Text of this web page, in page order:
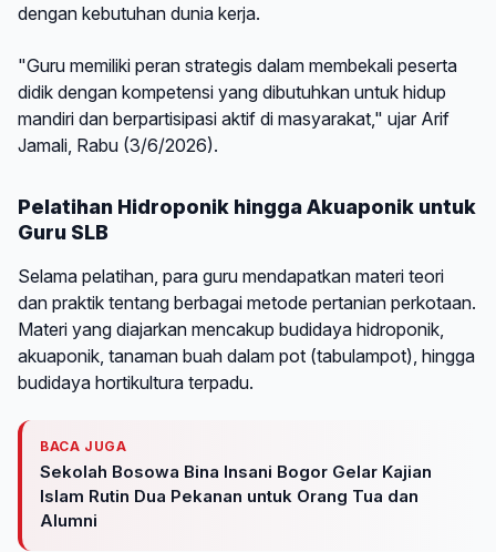
dengan kebutuhan dunia kerja.
"Guru memiliki peran strategis dalam membekali peserta
didik dengan kompetensi yang dibutuhkan untuk hidup
mandiri dan berpartisipasi aktif di masyarakat," ujar Arif
Jamali, Rabu (3/6/2026).
Pelatihan Hidroponik hingga Akuaponik untuk
Guru SLB
Selama pelatihan, para guru mendapatkan materi teori
dan praktik tentang berbagai metode pertanian perkotaan.
Materi yang diajarkan mencakup budidaya hidroponik,
akuaponik, tanaman buah dalam pot (tabulampot), hingga
budidaya hortikultura terpadu.
BACA JUGA
Sekolah Bosowa Bina Insani Bogor Gelar Kajian
Islam Rutin Dua Pekanan untuk Orang Tua dan
Alumni